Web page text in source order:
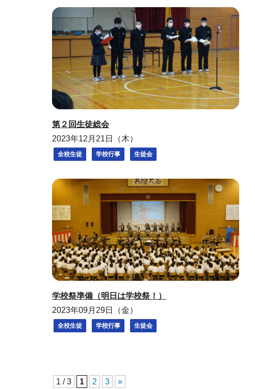
第２回生徒総会
2023年12月21日（木）
全校生徒 学校行事 生徒会
学校祭準備（明日は学校祭！）
2023年09月29日（金）
全校生徒 学校行事 生徒会
1 / 3 1 2 3 »